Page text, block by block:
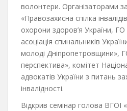
волонтери. Організаторами
«Правозахисна спілка
охорони здоров’я України,
асоціація спинальників
молоді Дніпропетровщини»,
перспектива», комітет
адвокатів України з питань
інвалідності.
Відкрив семінар голова ВГОІ